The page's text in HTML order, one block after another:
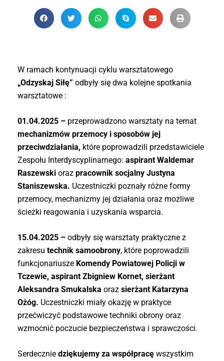
W ramach kontynuacji cyklu warsztatowego
„Odzyskaj Siłę” odbyły się dwa kolejne spotkania
warsztatowe :
01.04.2025 – przeprowadzono warsztaty na temat
mechanizmów przemocy i sposobów jej
przeciwdziałania, które poprowadzili przedstawiciele
Zespołu Interdyscyplinarnego: aspirant Waldemar
Raszewski oraz pracownik socjalny Justyna
Staniszewska. Uczestniczki poznały różne formy
przemocy, mechanizmy jej działania oraz możliwe
ścieżki reagowania i uzyskania wsparcia.
15.04.2025 – odbyły się warsztaty praktyczne z
zakresu technik samoobrony, które poprowadzili
funkcjonariusze Komendy Powiatowej Policji w
Tczewie, aspirant Zbigniew Kornet, sierżant
Aleksandra Smukalska oraz sierżant Katarzyna
Ożóg. Uczestniczki miały okazję w praktyce
przećwiczyć podstawowe techniki obrony oraz
wzmocnić poczucie bezpieczeństwa i sprawczości.
Serdecznie dziękujemy za współpracę wszystkim